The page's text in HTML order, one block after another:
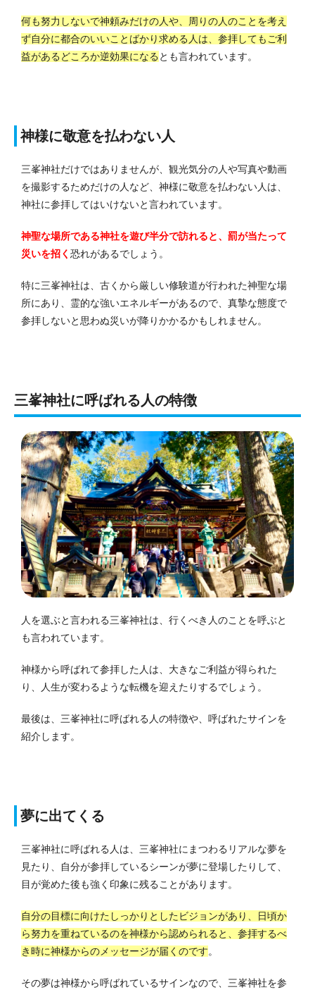
何も努力しないで神頼みだけの人や、周りの人のことを考え
ず自分に都合のいいことばかり求める人は、参拝してもご利
益があるどころか逆効果になる とも言われています。
神様に敬意を払わない人
三峯神社だけではありませんが、観光気分の人や写真や動画
を撮影するためだけの人など、神様に敬意を払わない人は、
神社に参拝してはいけないと言われています。
神聖な場所である神社を遊び半分で訪れると、罰が当たって
災いを招く 恐れがあるでしょう。
特に三峯神社は、古くから厳しい修験道が行われた神聖な場
所にあり、霊的な強いエネルギーがあるので、真摯な態度で
参拝しないと思わぬ災いが降りかかるかもしれません。
三峯神社に呼ばれる人の特徴
人を選ぶと言われる三峯神社は、行くべき人のことを呼ぶと
も言われています。
神様から呼ばれて参拝した人は、大きなご利益が得られた
り、人生が変わるような転機を迎えたりするでしょう。
最後は、三峯神社に呼ばれる人の特徴や、呼ばれたサインを
紹介します。
夢に出てくる
三峯神社に呼ばれる人は、三峯神社にまつわるリアルな夢を
見たり、自分が参拝しているシーンが夢に登場したりして、
目が覚めた後も強く印象に残ることがあります。
自分の目標に向けたしっかりとしたビジョンがあり、日頃か
ら努力を重ねているのを神様から認められると、参拝するべ
き時に神様からのメッセージが届くのです。
その夢は神様から呼ばれているサインなので、三峯神社を参